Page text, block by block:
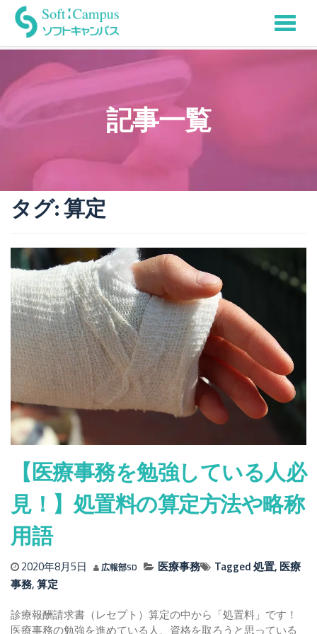
to
content
記事一覧
タグ:算定
【医療事務を勉強している人必
見！】処置料の算定方法や略称
用語
2020年8月5日 広報部SD 医療事務 Tagged処置, 医療
事務,算定
診療報酬請求書（レセプト）算定の中から「処置料」です！
医療事務の勉強を進めている人、資格を取ろうと思っている